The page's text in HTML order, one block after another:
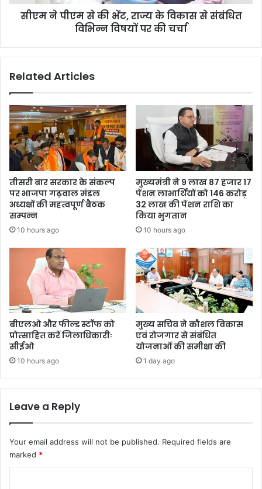
सीएम ने पीएम से की भेंट, राज्य के विकास से संबंधित
विभिन्न विषयों पर की चर्चा
Related Articles
तीसरी बार सरकार के संकल्प
पर भाजपा गढ़वाल मंडल
अध्यक्षों की महत्वपूर्ण बैठक
सम्पन्न
10 hours ago
मुख्यमंत्री ने 9 लाख 87 हजार 17
पेंशन लाभार्थियों को 146 करोड़
32 लाख की पेंशन राशि का
किया भुगतान
10 hours ago
बीएलओ और फील्ड स्टॉफ को
प्रोत्साहित करें जिलाधिकारीः
सीईओ
10 hours ago
मुख्य सचिव ने कौशल विकास
एवं रोजगार से संबंधित
योजनाओं की समीक्षा की
1 day ago
Leave a Reply
Your email address will not be published. Required fields are
marked *